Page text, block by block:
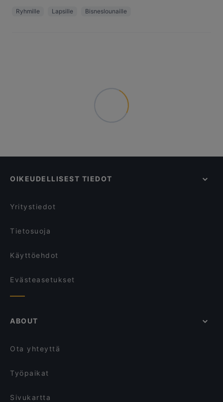
Ryhmille Lapsille Bisneslounaille
OIKEUDELLISEST TIEDOT
Yritystiedot
Tietosuoja
Käyttöehdot
Evästeasetukset
ABOUT
Ota yhteyttä
Työpaikat
Sivukartta